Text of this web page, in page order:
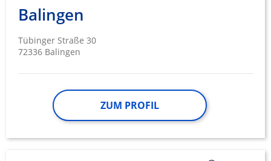
Balingen
Tübinger Straße 30
72336 Balingen
ZUM PROFIL